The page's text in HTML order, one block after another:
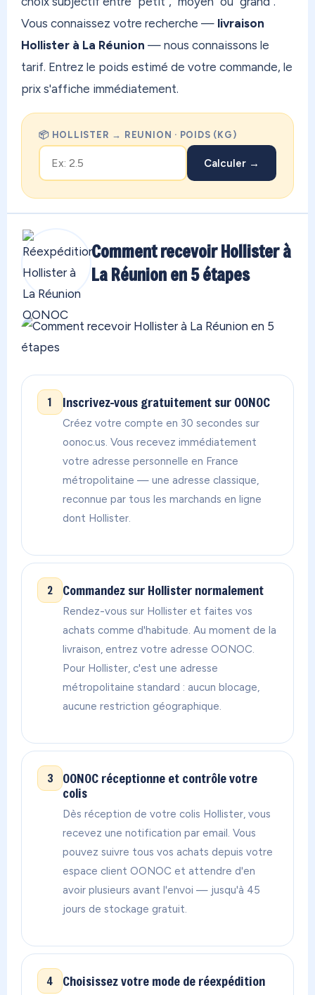
Vous connaissez votre recherche — livraison
Hollister à La Réunion — nous connaissons le
tarif. Entrez le poids estimé de votre commande, le
prix s'affiche immédiatement.
📦 HOLLISTER → REUNION · POIDS (KG)
Calculer →
Comment recevoir Hollister à
La Réunion en 5 étapes
1 Inscrivez-vous gratuitement sur OONOC
Créez votre compte en 30 secondes sur
oonoc.us. Vous recevez immédiatement
votre adresse personnelle en France
métropolitaine — une adresse classique,
reconnue par tous les marchands en ligne
dont Hollister.
2 Commandez sur Hollister normalement
Rendez-vous sur Hollister et faites vos
achats comme d'habitude. Au moment de la
livraison, entrez votre adresse OONOC.
Pour Hollister, c'est une adresse
métropolitaine standard : aucun blocage,
aucune restriction géographique.
3
OONOC réceptionne et contrôle votre
colis
Dès réception de votre colis Hollister, vous
recevez une notification par email. Vous
pouvez suivre tous vos achats depuis votre
espace client OONOC et attendre d'en
avoir plusieurs avant l'envoi — jusqu'à 45
jours de stockage gratuit.
4 Choisissez votre mode de réexpédition